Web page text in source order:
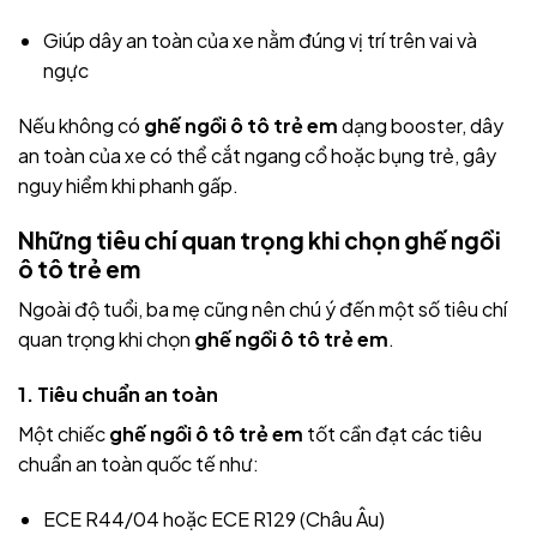
Giúp dây an toàn của xe nằm đúng vị trí trên vai và
ngực
Nếu không có ghế ngồi ô tô trẻ emdạng booster, dây
an toàn của xe có thể cắt ngang cổ hoặc bụng trẻ, gây
nguy hiểm khi phanh gấp.
Những tiêu chí quan trọng khi chọn ghế ngồi
ô tô trẻ em
Ngoài độ tuổi, ba mẹ cũng nên chú ý đến một số tiêu chí
quan trọng khi chọn ghế ngồi ô tô trẻ em.
1. Tiêu chuẩn an toàn
Một chiếcghế ngồi ô tô trẻ em tốt cần đạt các tiêu
chuẩn an toàn quốc tế như:
ECE R44/04 hoặc ECE R129 (Châu Âu)